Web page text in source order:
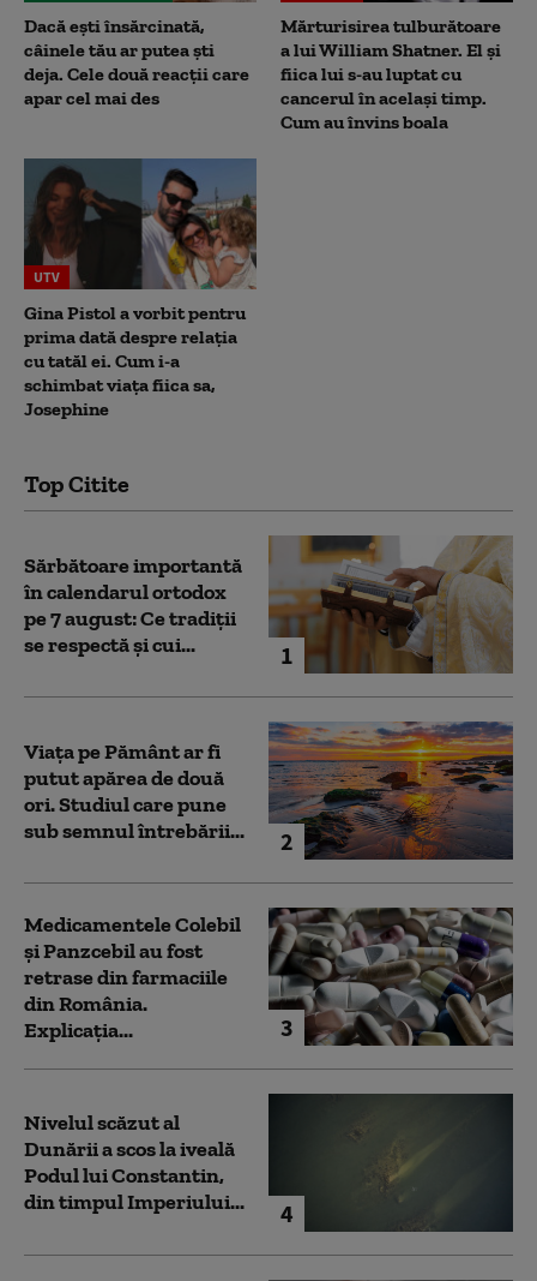
Dacă ești însărcinată,
câinele tău ar putea ști
deja. Cele două reacții care
apar cel mai des
Mărturisirea tulburătoare
a lui William Shatner. El și
fiica lui s-au luptat cu
cancerul în același timp.
Cum au învins boala
UTV
Gina Pistol a vorbit pentru
prima dată despre relația
cu tatăl ei. Cum i-a
schimbat viața fiica sa,
Josephine
Top Citite
1
Sărbătoare importantă
în calendarul ortodox
pe 7 august: Ce tradiții
se respectă și cui...
2
Viața pe Pământ ar fi
putut apărea de două
ori. Studiul care pune
sub semnul întrebării...
3
Medicamentele Colebil
și Panzcebil au fost
retrase din farmaciile
din România.
Explicația...
4
Nivelul scăzut al
Dunării a scos la iveală
Podul lui Constantin,
din timpul Imperiului...